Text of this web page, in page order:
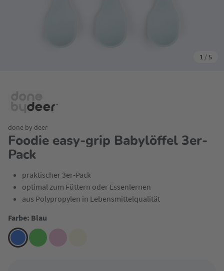
1 / 5
Foodie easy-grip Babylöffel 3er-
Pack
done by deer
praktischer 3er-Pack
optimal zum Füttern oder Essenlernen
aus Polypropylen in Lebensmittelqualität
Farbe: Blau